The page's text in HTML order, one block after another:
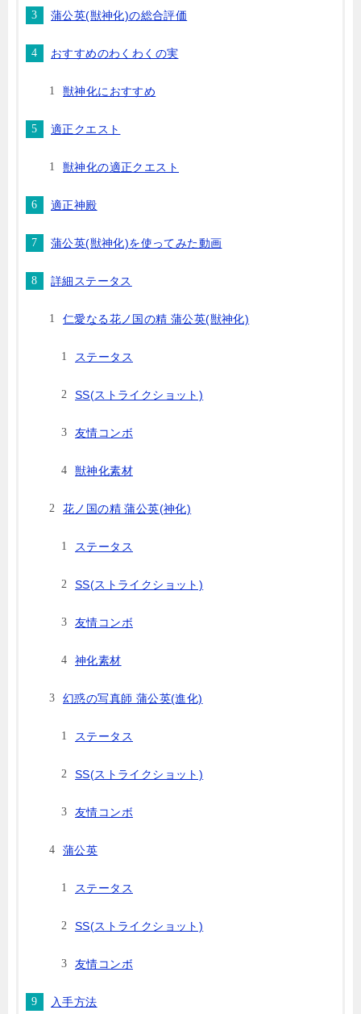
蒲公英(獣神化)の総合評価
おすすめのわくわくの実
獣神化におすすめ
適正クエスト
獣神化の適正クエスト
適正神殿
蒲公英(獣神化)を使ってみた動画
詳細ステータス
仁愛なる花ノ国の精 蒲公英(獣神化)
ステータス
SS(ストライクショット)
友情コンボ
獣神化素材
花ノ国の精 蒲公英(神化)
ステータス
SS(ストライクショット)
友情コンボ
神化素材
幻惑の写真師 蒲公英(進化)
ステータス
SS(ストライクショット)
友情コンボ
蒲公英
ステータス
SS(ストライクショット)
友情コンボ
入手方法